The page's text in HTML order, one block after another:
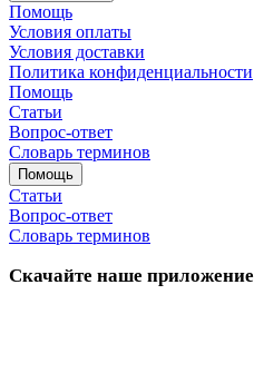
Помощь
Условия оплаты
Условия доставки
Политика конфиденциальности
Помощь
Статьи
Вопрос-ответ
Словарь терминов
Помощь
Статьи
Вопрос-ответ
Словарь терминов
Скачайте наше приложение